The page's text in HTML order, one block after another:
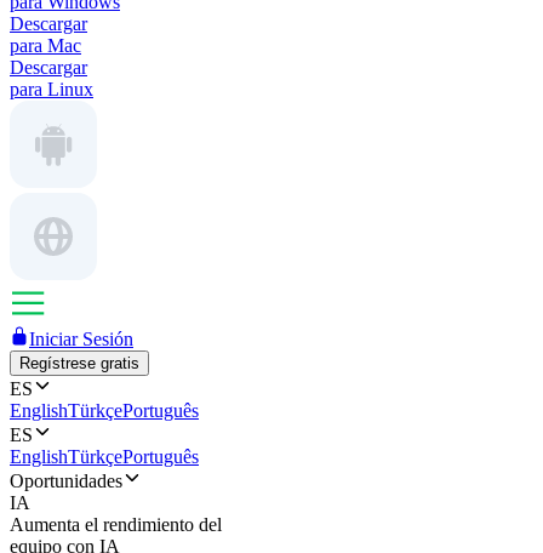
Descargar
para Mac
Descargar
para Linux
Iniciar Sesión
Regístrese gratis
ES
EnglishTürkçePortuguês
ES
EnglishTürkçePortuguês
Oportunidades
IA
Aumenta el rendimiento del
equipo con IA